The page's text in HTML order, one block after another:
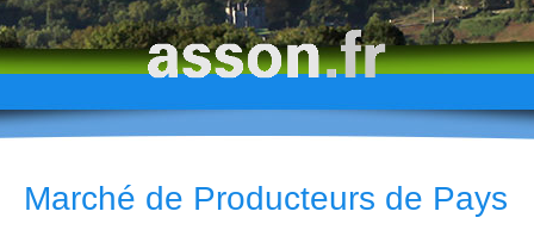
HISTOIRE
Marché de Producteurs de Pays